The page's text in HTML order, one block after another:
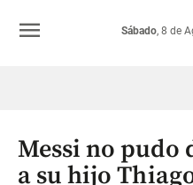
Colombia
Sábado, 8 de
menu
Messi no pudo
a su hijo